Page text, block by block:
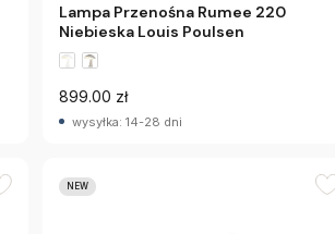
Lampa Przenośna Rumee 220
Niebieska Louis Poulsen
899.00 zł
wysyłka: 14-28 dni
NEW